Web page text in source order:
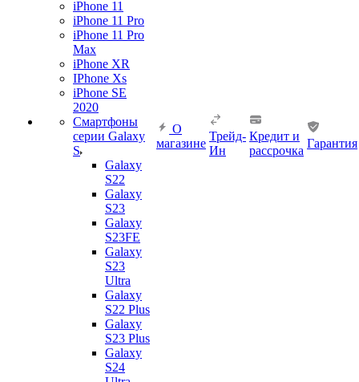
iPhone 11
iPhone 11 Pro
iPhone 11 Pro
Max
iPhone XR
IPhone Xs
iPhone SE
2020
Смартфоны
серии Galaxy
S
Galaxy
S22
Galaxy
S23
Galaxy
S23FE
Galaxy
S23
Ultra
Galaxy
S22 Plus
Galaxy
S23 Plus
Galaxy
S24
О
магазине
Трейд-
Ин
Кредит и
рассрочка
Гарантия